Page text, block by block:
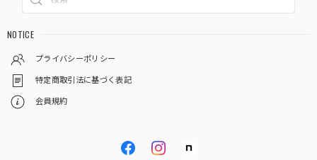
NOTICE
プライバシーポリシー
特定商取引法に基づく表記
会員規約